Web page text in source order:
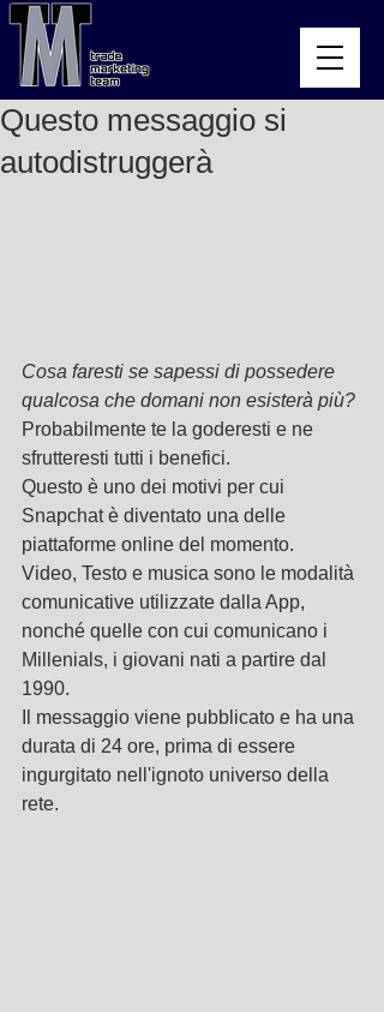
Questo messaggio si
autodistruggerà
Cosa faresti se sapessi di possedere
qualcosa che domani non esisterà più?
Probabilmente te la goderesti e ne
sfrutteresti tutti i benefici.
Questo è uno dei motivi per cui
Snapchat è diventato una delle
piattaforme online del momento.
Video, Testo e musica sono le modalità
comunicative utilizzate dalla App,
nonché quelle con cui comunicano i
Millenials, i giovani nati a partire dal
1990.
Il messaggio viene pubblicato e ha una
durata di 24 ore, prima di essere
ingurgitato nell'ignoto universo della
rete.